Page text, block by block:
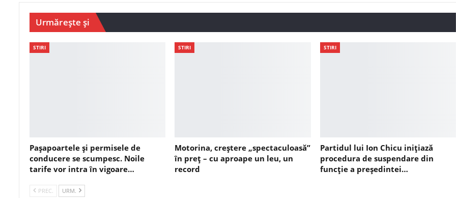
Urmărește și
STIRI
Pașapoartele și permisele de
conducere se scumpesc. Noile
tarife vor intra în vigoare…
STIRI
Motorina, creștere „spectaculoasă”
în preț – cu aproape un leu, un
record
STIRI
Partidul lui Ion Chicu inițiază
procedura de suspendare din
funcție a președintei…
PREC. URM.